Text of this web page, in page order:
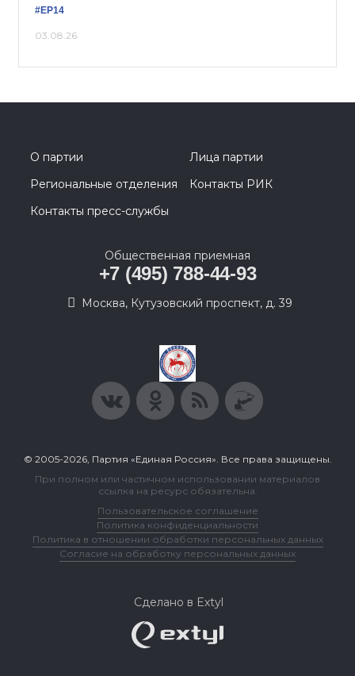
#ЕР14
03.08.26
О партии
Лица партии
Региональные отделения
Контакты РИК
Контакты пресс-службы
Общественная приемная
+7 (495) 788-44-93
Москва, Кутузовский проспект, д. 39
© 2005-2026, Партия «Единая Россия». Все права защищены.
При полном или частичном использовании материалов
ссылка на ресурс обязательна.
Пользовательское соглашение
Политика конфиденциальности
Политика в отношении обработки персональных данных
Согласие на обработку персональных данных
Сделано в Extyl